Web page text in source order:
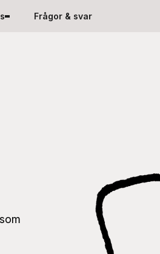
Frågor & svar